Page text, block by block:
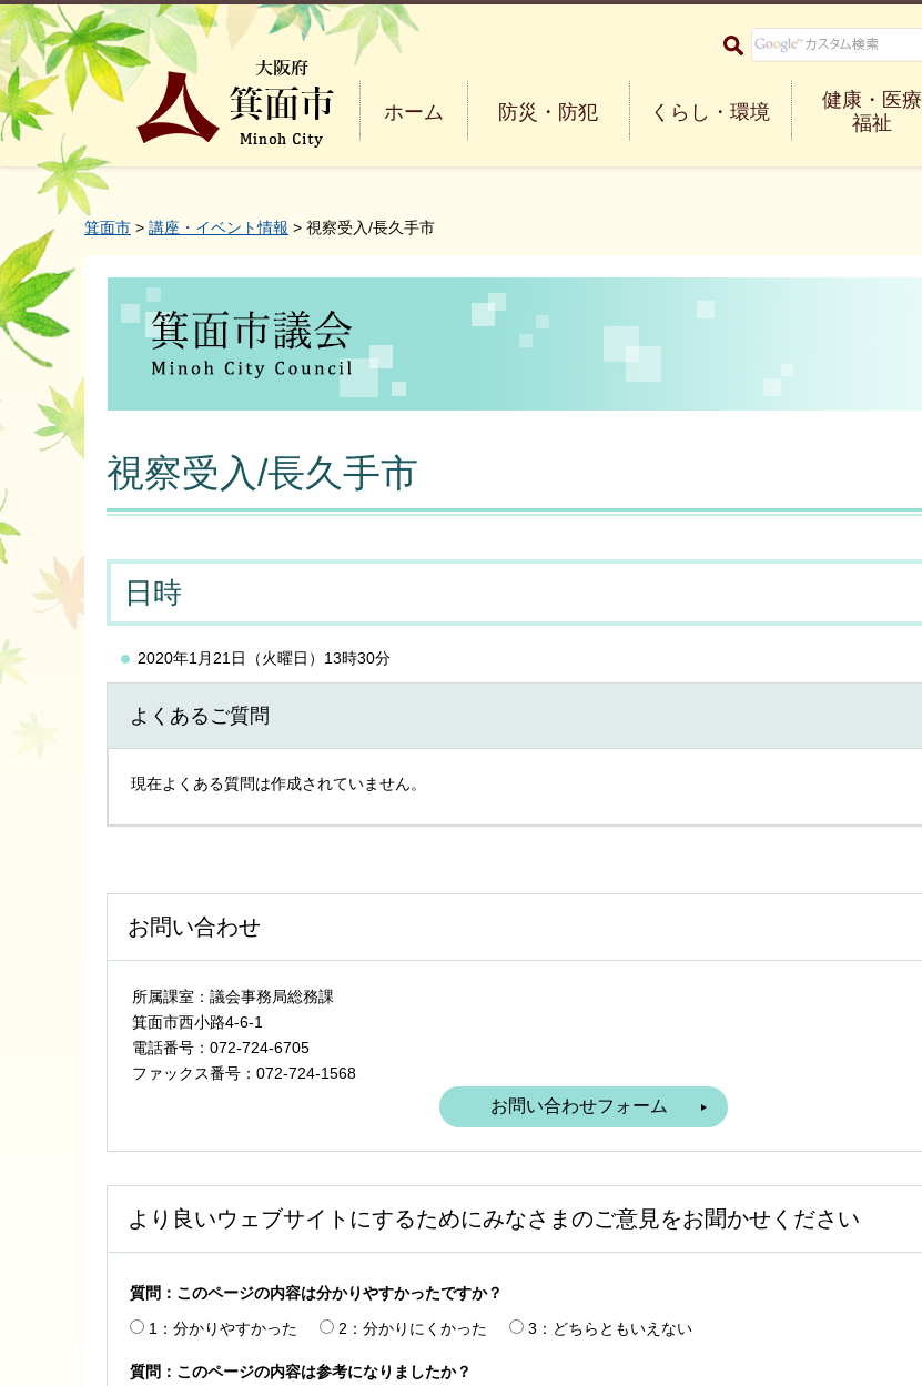
大阪府箕面市 Minoh City
ホーム 防災・防犯 くらし・環境
健康・医療
福祉
箕面市 > 講座・イベント情報 > 視察受入/長久手市
視察受入/長久手市
日時
2020年1月21日（火曜日）13時30分
よくあるご質問
現在よくある質問は作成されていません。
お問い合わせ
所属課室：議会事務局総務課
箕面市西小路4‐6‐1
電話番号：072-724-6705
ファックス番号：072-724-1568
より良いウェブサイトにするためにみなさまのご意見をお聞かせください
質問：このページの内容は分かりやすかったですか？
1：分かりやすかった
2：分かりにくかった 3：どちらともいえない
質問：このページの内容は参考になりましたか？